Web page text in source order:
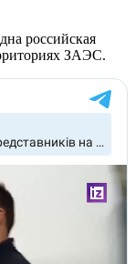
российская
ЗАЭС.